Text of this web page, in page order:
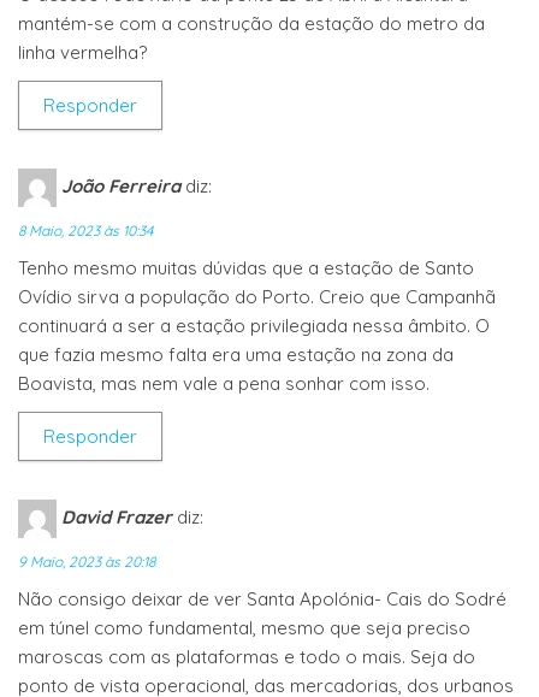
mantém-se com a construção da estação do metro da
linha vermelha?
Responder
João Ferreira diz:
8 Maio, 2023 às 10:34
Tenho mesmo muitas dúvidas que a estação de Santo
Ovídio sirva a população do Porto. Creio que Campanhã
continuará a ser a estação privilegiada nessa âmbito. O
que fazia mesmo falta era uma estação na zona da
Boavista, mas nem vale a pena sonhar com isso.
Responder
David Frazer diz:
9 Maio, 2023 às 20:18
Não consigo deixar de ver Santa Apolónia- Cais do Sodré
em túnel como fundamental, mesmo que seja preciso
maroscas com as plataformas e todo o mais. Seja do
ponto de vista operacional, das mercadorias, dos urbanos